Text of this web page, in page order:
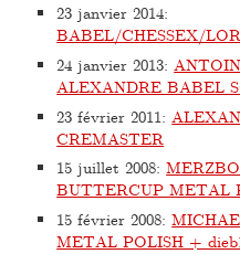
23 janvier 2014:
BABEL/CHESSEX/
24 janvier 2013:
ALEXANDRE BABEL
23 février 2011:
CREMASTER
15 juillet 2008:
BUTTERCUP METAL
15 février 2008:
METAL POLISH +